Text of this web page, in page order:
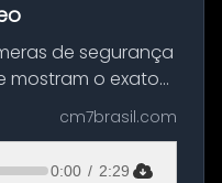
de segurança
mostram o exato
suspeito da
anos. O crime
d...
cm7brasil.com
0:00 / 2:29